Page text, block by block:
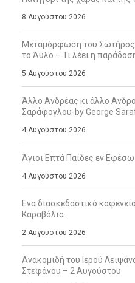
8 Αυγούστου 2026
Μεταμόρφωση του Σωτήρος:
το Άϋλο – Τι λέει η
5 Αυγούστου 2026
Άλλο Ανδρέας κι άλλο
Σαράφογλου-by George
4 Αυγούστου 2026
Άγιοι Επτά Παίδες εν
4 Αυγούστου 2026
Ενα διασκεδαστικό
Καραβόλια
2 Αυγούστου 2026
Ανακομιδή του Ιερού
Στεφάνου – 2 Αυγούστου